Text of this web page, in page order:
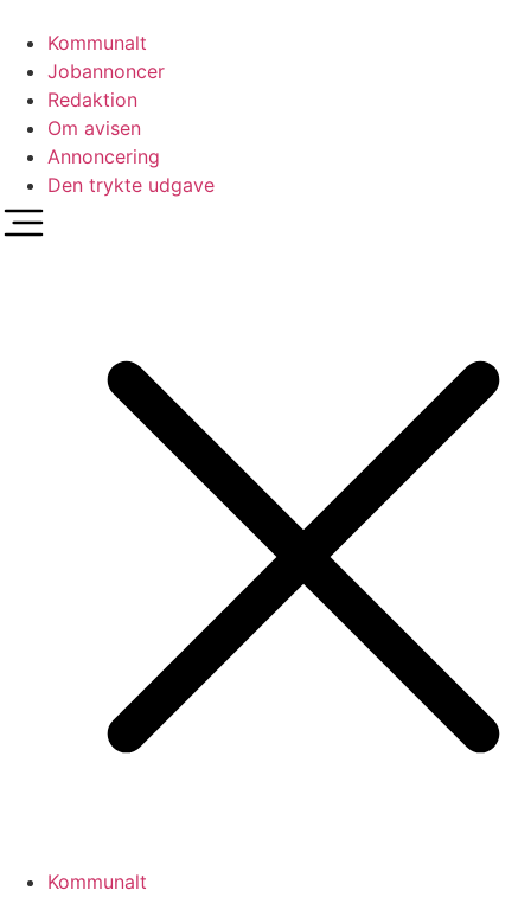
indhold
Kommunalt
Jobannoncer
Redaktion
Om avisen
Annoncering
Den trykte udgave
Kommunalt